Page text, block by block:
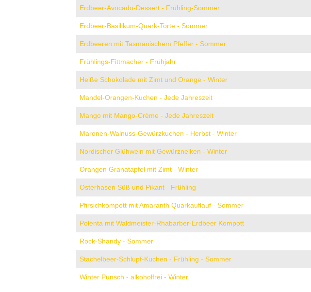
Erdbeer-Avocado-Dessert - Frühling-Sommer
Erdbeer-Basilikum-Quark-Torte - Sommer
Erdbeeren mit Tasmanischem Pfeffer - Sommer
Frühlings-Fittmacher - Frühjahr
Heiße Schokolade mit Zimt und Orange - Winter
Mandel-Orangen-Kuchen - Jede Jahreszeit
Mango mit Mango-Crème - Jede Jahreszeit
Maronen-Walnuss-Gewürzkuchen - Herbst - Winter
Nordischer Glühwein mit Gewürznelken - Winter
Orangen Granatapfel mit Zimt - Winter
Osterhasen Süß und Pikant - Frühling
Pfirsichkompott mit Amaranth Quarkauflauf - Sommer
Polenta mit Waldmeister-Rhabarber-Erdbeer Kompott
Rock-Shandy - Sommer
Stachelbeer-Schlupf-Kuchen - Frühling - Sommer
Winter Punsch - alkoholfrei - Winter